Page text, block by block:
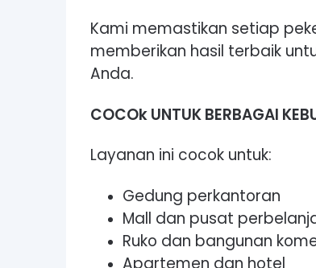
Kami memastikan setiap
memberikan hasil terbaik
Anda.
COCOk UNTUK BERBAGAI
Layanan ini cocok untuk:
Gedung perkantoran
Mall dan pusat
Ruko dan bangunan
Apartemen dan hotel